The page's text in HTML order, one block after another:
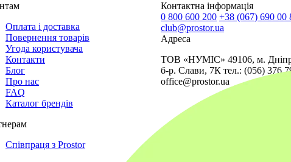
Оплата і доставка
Повернення товарів
Угода користувача
Контакти
Блог
Про нас
FAQ
Каталог брендів
Співпраця з Prostor
Контактна інформація
0 800 600 200 +38 (067) 690 00
club@prostor.ua
Адреса
ТОВ «НУМІС» 49106, м.
б-р. Слави, 7К тел.: (056) 376
office@prostor.ua